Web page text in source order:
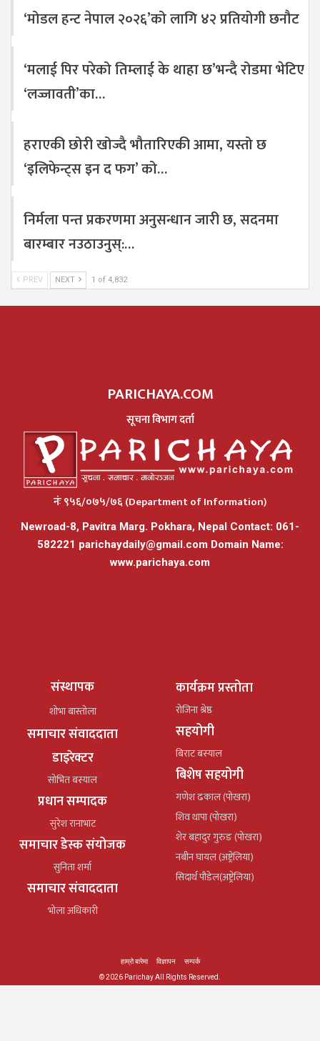
‘मोडल हन्ट नेपाल २०२६’को लागि ४२ प्रतियोगी छनौट
‘मलाई पिर परेको तिम्लाई के थाहा छ’भन्दै रोडमा भेटिए
‘लज्जावती’का…
हराएकी छोरी खोज्दै भौतारिएकी आमा, यस्तो छ
‘इलिफेन्ट्स इन द फग’ को…
निर्मला पन्त प्रकरणमा अनुसन्धान जारी छ, सदनमा
बारम्बार नउठाउनुस्:…
PREV NEXT 1 of 4,832
PARICHAYA.COM
सूचना विभाग दर्ता
नंः ९५६/०७५/७६ (Department of Information)
Newroad-8, Pavitra Marg. Pokhara, Nepal Contact: 061-
582221 parichaydaily@gmail.comDomain Name:
www.parichaya.com
संस्थापक
शोभा बास्तोला
समाचार संवाददाता
डाइरेक्टर
सोभित बस्याल
प्रधान सम्पादक
सुरेश रानाभाट
समाचार डेस्क संयोजक
सुनिता शर्मा
समाचार संवाददाता
भोला अधिकारी
कार्यक्रम प्रस्तोता
रोजिना श्रेष्ठ
सहयोगी
बिराट बस्याल
बिशेष सहयोगी
गणेश ढकाल (पोखरा)
शिव थापा (पोखरा)
शेर बहादुर गुरुङ (पोखरा)
नबीन घायल (अष्ट्रेलिया)
सिदार्थ पौडेल(अष्ट्रेलिया)
हाम्रो बारेमा विज्ञापन
सम्पर्क
© 2026 Parichay All Rights Reserved.